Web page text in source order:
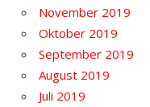
November 2019
Oktober 2019
September 2019
August 2019
Juli 2019